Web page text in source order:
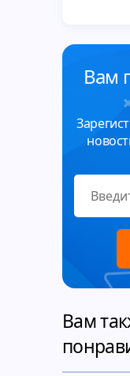
Вам
Вам